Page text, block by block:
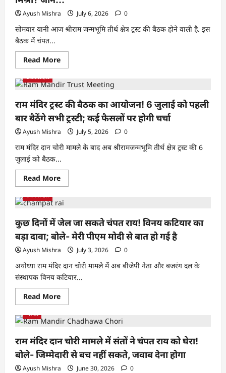
Ayush Mishra July 6, 2026 0
सोमवार यानी आज श्रीराम जन्मभूमि तीर्थ क्षेत्र ट्रस्ट की बैठक होने वाली है. इस
बैठक में चंपत...
Read More
उत्तर प्रदेश
राम मंदिर ट्रस्ट की बैठक का आयोजन! 6 जुलाई को पहली
बार बैठेंगे सभी ट्रस्टी; कई फैसलों पर होगी चर्चा
Ayush Mishra July 5, 2026 0
राम मंदिर दान चोरी मामले के बाद अब श्रीरामजन्मभूमि तीर्थ क्षेत्र ट्रस्ट की 6
जुलाई को बैठक...
Read More
उत्तर प्रदेश
कुछ दिनों में जेल जा सकते चंपत राय! विनय कटियार का
बड़ा दावा; बोले- मेरी पीएम मोदी से बात हो गई है
Ayush Mishra July 3, 2026 0
अयोध्या राम मंदिर दान चोरी मामले में अब बीजेपी नेता और बजरंग दल के
संस्थापक विनय कटियार...
Read More
भारत
राम मंदिर दान चोरी मामले में संतों ने चंपत राय को घेरा!
बोले- जिम्मेदारी से बच नहीं सकते, जवाब देना होगा
Ayush Mishra June 30, 2026 0